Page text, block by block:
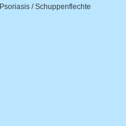
Psoriasis / Schuppenflechte